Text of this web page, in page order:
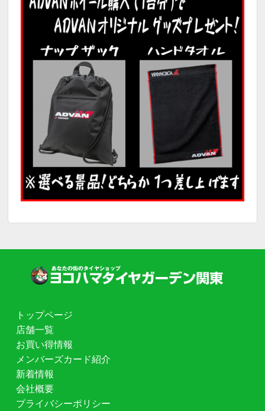
トップページ
店舗一覧
お買い得情報
メンバーズカード紹介
新着情報
会社概要
プライバシーポリシー